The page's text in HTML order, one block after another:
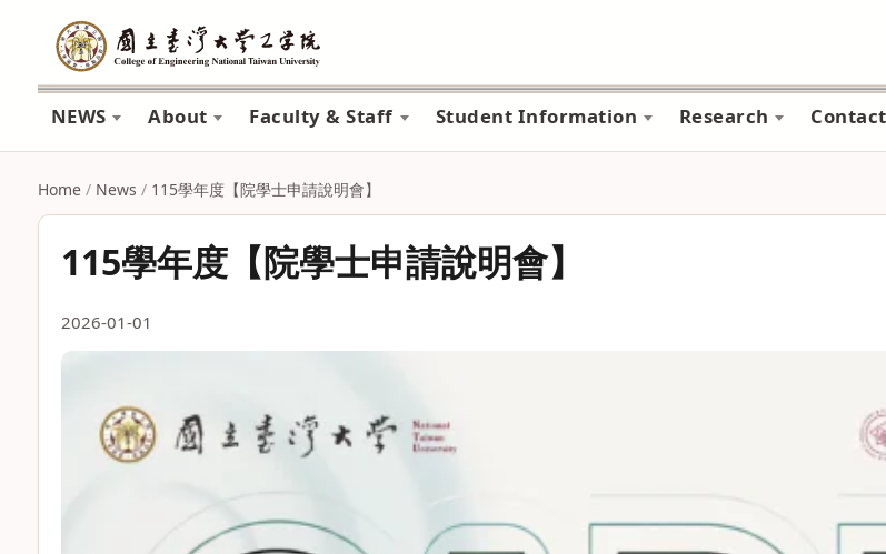
NEWS About Faculty & Staff Student Information Research
Home / News / 115學年度【院學士申請說明會】
115學年度【院學士申請說明會】
2026-01-01